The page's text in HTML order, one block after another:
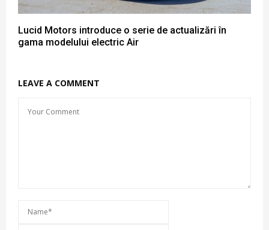
Lucid Motors introduce o serie de actualizări în
gama modelului electric Air
LEAVE A COMMENT